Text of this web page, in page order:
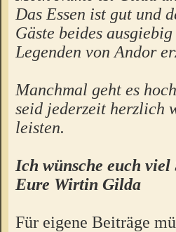
Das Essen ist gut und
Gäste beides
Legenden von Andor
Manchmal geht es
seid jederzeit herzlich
leisten.
Ich wünsche euch viel
Eure Wirtin Gilda
Für eigene Beiträge